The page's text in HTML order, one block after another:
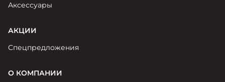
Аксессуары
АКЦИИ
Спецпредложения
О КОМПАНИИ